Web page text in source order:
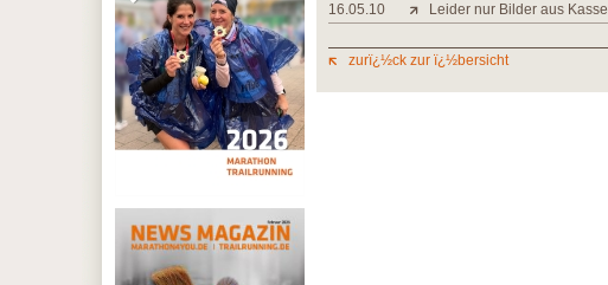
16.05.10
Leider nur Bilder aus Kassel
zurï¿½ck zur ï¿½bersicht